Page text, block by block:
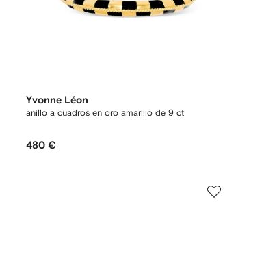
Yvonne Léon
anillo a cuadros en oro amarillo de 9 ct
480 €